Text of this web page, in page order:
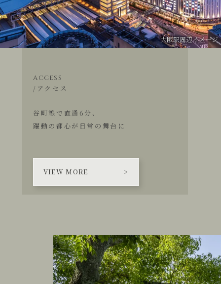
大阪駅周辺イメージ
ACCESS
/アクセス
谷町線で直通6分、
躍動の都心が日常の舞台に
VIEW MORE